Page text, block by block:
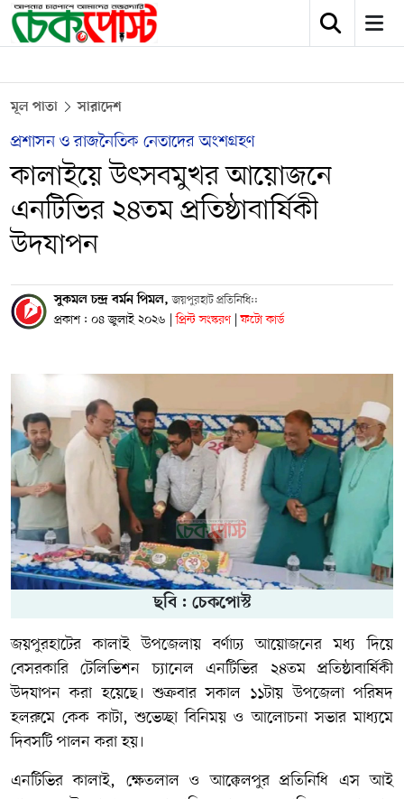
মূল পাতা সারাদেশ
প্রশাসন ও রাজনৈতিক নেতাদের অংশগ্রহণ
কালাইয়ে উৎসবমুখর আয়োজনে
এনটিভির ২৪তম প্রতিষ্ঠাবার্ষিকী
উদযাপন
সুকমল চন্দ্র বর্মন পিমল,জয়পুরহাট প্রতিনিধি::
প্রকাশ : ০৪ জুলাই ২০২৬ | প্রিন্ট সংস্করণ | ফটো কার্ড
ছবি : চেকপোস্ট
জয়পুরহাটের কালাই উপজেলায় বর্ণাঢ্য আয়োজনের মধ্য দিয়ে
বেসরকারি টেলিভিশন চ্যানেল এনটিভির ২৪তম প্রতিষ্ঠাবার্ষিকী
উদযাপন করা হয়েছে। শুক্রবার সকাল ১১টায় উপজেলা পরিষদ
হলরুমে কেক কাটা, শুভেচ্ছা বিনিময় ও আলোচনা সভার মাধ্যমে
দিবসটি পালন করা হয়।
এনটিভির কালাই, ক্ষেতলাল ও আক্কেলপুর প্রতিনিধি এস আই